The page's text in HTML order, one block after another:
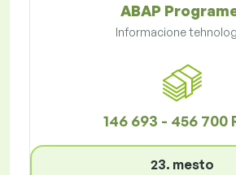
ABAP
Informacione
146 693 - 456 700
23. mesto